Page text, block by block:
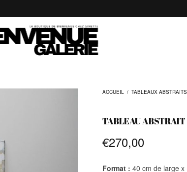
ACCUEIL / TABLEAUX ABSTRAITS
TABLEAU
€270,00
Format : 40 cm de large